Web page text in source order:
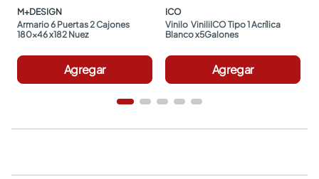
M+DESIGN
Armario 6 Puertas 2 Cajones
180x46 x182 Nuez
Agregar
ICO
Vinilo  ViniliICO Tipo 1 Acrílica
Blanco x5Galones
Agregar